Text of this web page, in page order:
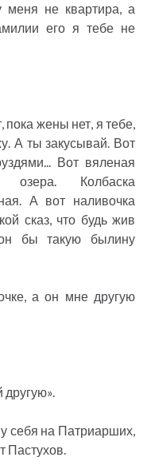
меня не квартира, а
его я тебе не
пока жены нет, я тебе,
А ты закусывай. Вот
Вот вяленая
озера. Колбаска
А вот наливочка
сказ, что будь жив
бы такую былину
а он мне другую
другую».
себя на Патриарших,
Пастухов.